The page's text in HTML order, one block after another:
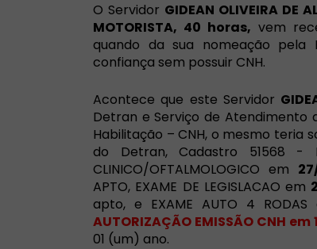
O Servidor GIDEAN OLIVEIRA DE
MOTORISTA, 40 horas, vem
quando da sua nomeação pela
confiança sem possuir CNH.
Acontece que este Servidor
Detran e Serviço de Atendimento
Habilitação – CNH, o mesmo teria
do Detran, Cadastro 51568 -
CLINICO/OFTALMOLOGICO em
APTO, EXAME DE LEGISLACAO em
apto, e EXAME AUTO 4 RODAS
AUTORIZAÇÃO EMISSÃO CNH em
01 (um) ano.